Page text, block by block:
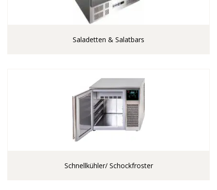
Saladetten & Salatbars
Schnellkühler/ Schockfroster